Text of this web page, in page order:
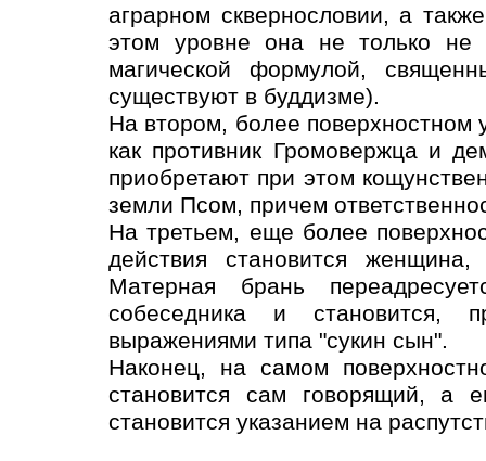
аграрном сквернословии, а
этом уровне она не только не
магической формулой,
существуют в буддизме).
На втором, более поверхностном
как противник Громовержца и
приобретают при этом
земли Псом, причем
На третьем, еще более
действия становится
Матерная брань
собеседника и становится,
выражениями типа "сукин сын".
Наконец, на самом
становится сам говорящий, а
становится указанием на